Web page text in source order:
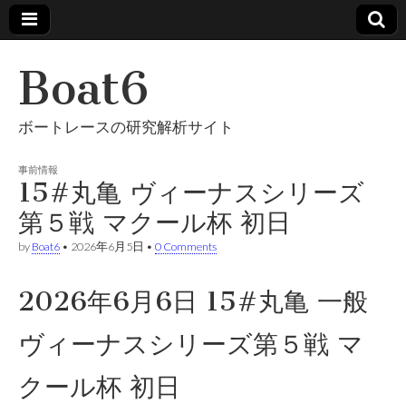
Boat6
ボートレースの研究解析サイト
事前情報
15#丸亀 ヴィーナスシリーズ
第５戦 マクール杯 初日
by Boat6 • 2026年6月5日 • 0 Comments
2026年6月6日 15#丸亀 一般
ヴィーナスシリーズ第５戦 マ
クール杯 初日